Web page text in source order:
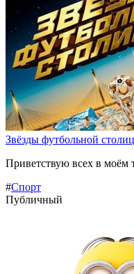
Звёзды футбольной
Приветствую всех в моём
#Спорт
Публичный